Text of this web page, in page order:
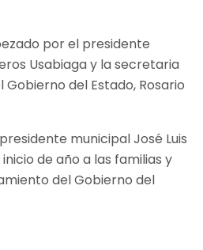
por el presidente
Usabiaga y la secretaria
del Estado, Rosario
municipal José Luis
de año a las familias y
del Gobierno del